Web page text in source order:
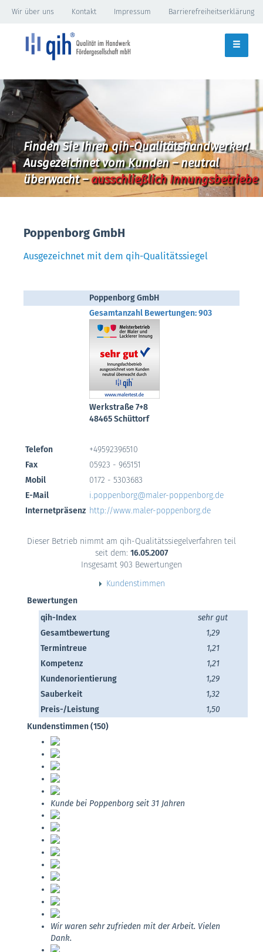
Wir über uns Kontakt Impressum Barrierefreiheitserklärung
Finden Sie Ihren qih-Qualitätshandwerker!
Ausgezeichnet vom Kunden – neutral
überwacht –ausschließlich Innungsbetriebe
Poppenborg GmbH
Ausgezeichnet mit dem qih-Qualitätssiegel
Poppenborg GmbH
Gesamtanzahl Bewertungen: 903
Werkstraße 7+8
48465 Schüttorf
Telefon
+49592396510
Fax
05923 - 965151
Mobil
0172 - 5303683
E-Mail
i.poppenborg@maler-poppenborg.de
Internetpräsenz http://www.maler-poppenborg.de
Dieser Betrieb nimmt am qih-Qualitätssiegelverfahren teil
seit dem: 16.05.2007
Insgesamt 903 Bewertungen
Kundenstimmen
Bewertungen
qih-Index
sehr gut
Gesamtbewertung
1,29
Termintreue
1,21
Kompetenz
1,21
Kundenorientierung
1,29
Sauberkeit
1,32
Preis-/Leistung
1,50
Kundenstimmen (150)
Kunde bei Poppenborg seit 31 Jahren
Wir waren sehr zufrieden mit der Arbeit. Vielen
Dank.